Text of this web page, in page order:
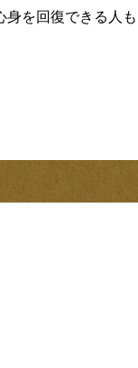
身を回復できる人も